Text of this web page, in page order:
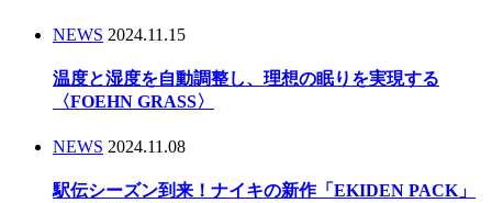
NEWS 2024.11.15
温度と湿度を自動調整し、理想の眠りを実現する
〈FOEHN GRASS〉
NEWS 2024.11.08
駅伝シーズン到来！ナイキの新作「EKIDEN PACK」